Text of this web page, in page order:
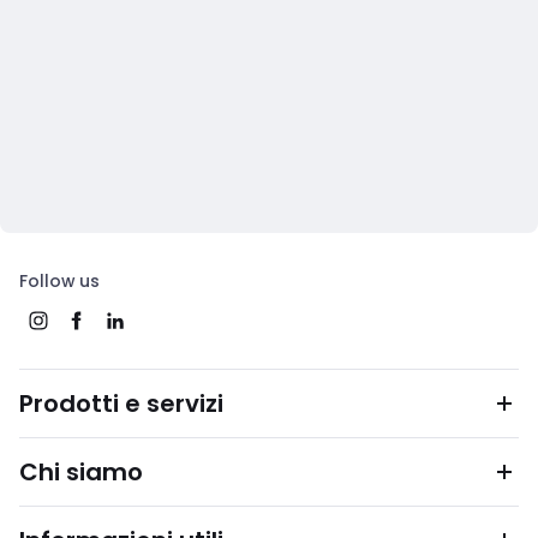
Follow us
Prodotti e servizi
Chi siamo